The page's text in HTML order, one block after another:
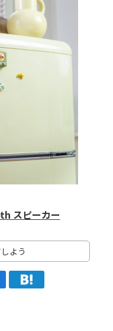
スピーカー
よう